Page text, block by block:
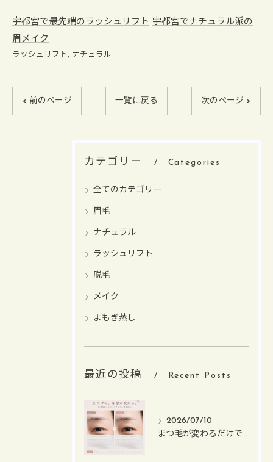
宇都宮で最先端のラッシュリフト 宇都宮でナチュラル派の
眉メイク
ラッシュリフト ナチュラル
< 前のページ 一覧に戻る 次のページ >
カテゴリー Categories
全てのカテゴリー
眉毛
ナチュラル
ラッシュリフト
脱毛
メイク
よもぎ蒸し
最近の投稿 Recent Posts
2026/07/10
まつ毛が変わるだけで、目元の印象はこんなに変わる✨